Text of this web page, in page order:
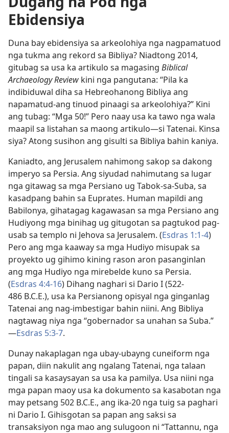
Ebidensiya
Duna bay ebidensiya sa arkeolohiya nga nagpamatuod
nga tukma ang rekord sa Bibliya? Niadtong 2014,
gitubag sa usa ka artikulo sa magasing Biblical
Archaeology Review kini nga pangutana: “Pila ka
indibiduwal diha sa Hebreohanong Bibliya ang
napamatud-ang tinuod pinaagi sa arkeolohiya?” Kini
ang tubag: “Mga 50!” Pero naay usa ka tawo nga wala
maapil sa listahan sa maong artikulo​—si Tatenai. Kinsa
siya? Atong susihon ang gisulti sa Bibliya bahin kaniya.
Kaniadto, ang Jerusalem nahimong sakop sa dakong
imperyo sa Persia. Ang siyudad nahimutang sa lugar
nga gitawag sa mga Persiano ug Tabok-sa-Suba, sa
kasadpang bahin sa Euprates. Human mapildi ang
Babilonya, gihatagag kagawasan sa mga Persiano ang
Hudiyong mga binihag ug gitugotan sa pagtukod pag-
usab sa templo ni Jehova sa Jerusalem. (Esdras 1:1-4)
Pero ang mga kaaway sa mga Hudiyo misupak sa
proyekto ug gihimo kining rason aron pasanginlan
ang mga Hudiyo nga mirebelde kuno sa Persia.
(Esdras 4:4-16) Dihang naghari si Dario I (522-
486 B.C.E.), usa ka Persianong opisyal nga ginganlag
Tatenai ang nag-imbestigar bahin niini. Ang Bibliya
nagtawag niya nga “gobernador sa unahan sa Suba.”​
—Esdras 5:3-7.
Dunay nakaplagan nga ubay-ubayng cuneiform nga
papan, diin nakulit ang ngalang Tatenai, nga talaan
tingali sa kasaysayan sa usa ka pamilya. Usa niini nga
mga papan maoy usa ka dokumento sa kasabotan nga
may petsang 502 B.C.E., ang ika-20 nga tuig sa paghari
ni Dario I. Gihisgotan sa papan ang saksi sa
transaksiyon nga mao ang sulugoon ni “Tattannu, nga